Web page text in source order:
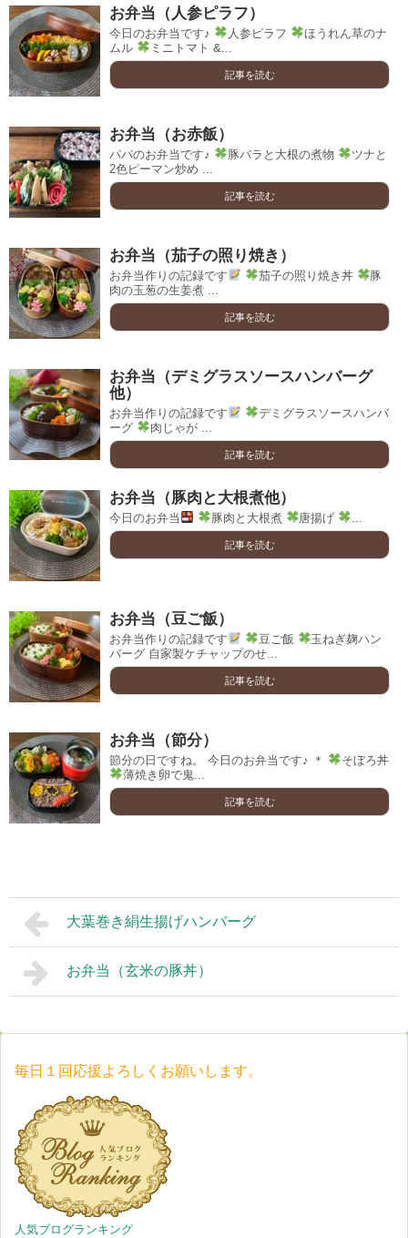
お弁当（人参ピラフ）
今日のお弁当です♪ 人参ピラフ
ほうれん草のナ
ムル
ミニトマト &...
記事を読む
お弁当（お赤飯）
パパのお弁当です♪ 豚バラと大根の煮物
ツナと
2色ピーマン炒め ...
記事を読む
お弁当（茄子の照り焼き）
お弁当作りの記録です 茄子の照り焼き丼
豚
肉の玉葱の生姜煮 ...
記事を読む
お弁当（デミグラスソースハンバーグ
他）
お弁当作りの記録です
デミグラスソースハンバ
ーグ
肉じゃが ...
記事を読む
お弁当（豚肉と大根煮他）
今日のお弁当 豚肉と大根煮 唐揚げ
記事を読む
お弁当（豆ご飯）
お弁当作りの記録です 豆ご飯
玉ねぎ麹ハン
バーグ 自家製ケチャップのせ...
記事を読む
お弁当（節分）
節分の日ですね。 今日のお弁当です♪ ＊
そぼろ丼
薄焼き卵で鬼...
記事を読む
大葉巻き絹生揚げハンバーグ
お弁当（玄米の豚丼）
毎日１回応援よろしくお願いします。
人気ブログランキング